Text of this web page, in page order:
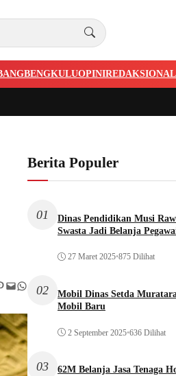
BENGKULUOPINIREDAKSIONAL
Mail WhatsApp
Berita Populer
01
Dinas Pendidikan Musi
Swasta Jadi Belanja
27 Maret 2025•875 Dilihat
02
Mobil Dinas Setda
Mobil Baru
2 September 2025•636 Dilihat
03
62M Belanja Jasa Tenaga